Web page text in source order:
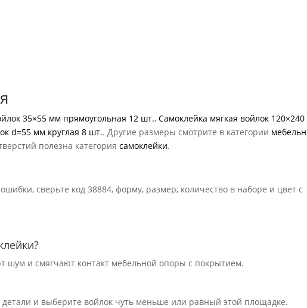
35×55 мм прямоугольная 12 шт.,Самоклейка мягкая войлок
d=55 мм круглая 8 шт.. Другие размеры смотрите в категории
полезна категориясамоклейки.
сверьте код 38884, форму, размер, количество в наборе и цвет с
и смягчают контакт мебельной опоры с покрытием.
и выберите войлок чуть меньше или равный этой площадке.